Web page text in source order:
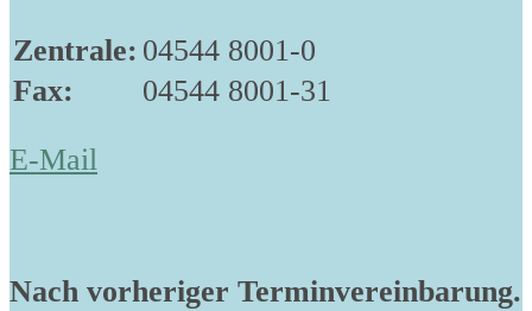
Zentrale: 04544 8001-0
Fax:
04544 8001-31
E-Mail
Nach vorheriger Terminvereinbarung.